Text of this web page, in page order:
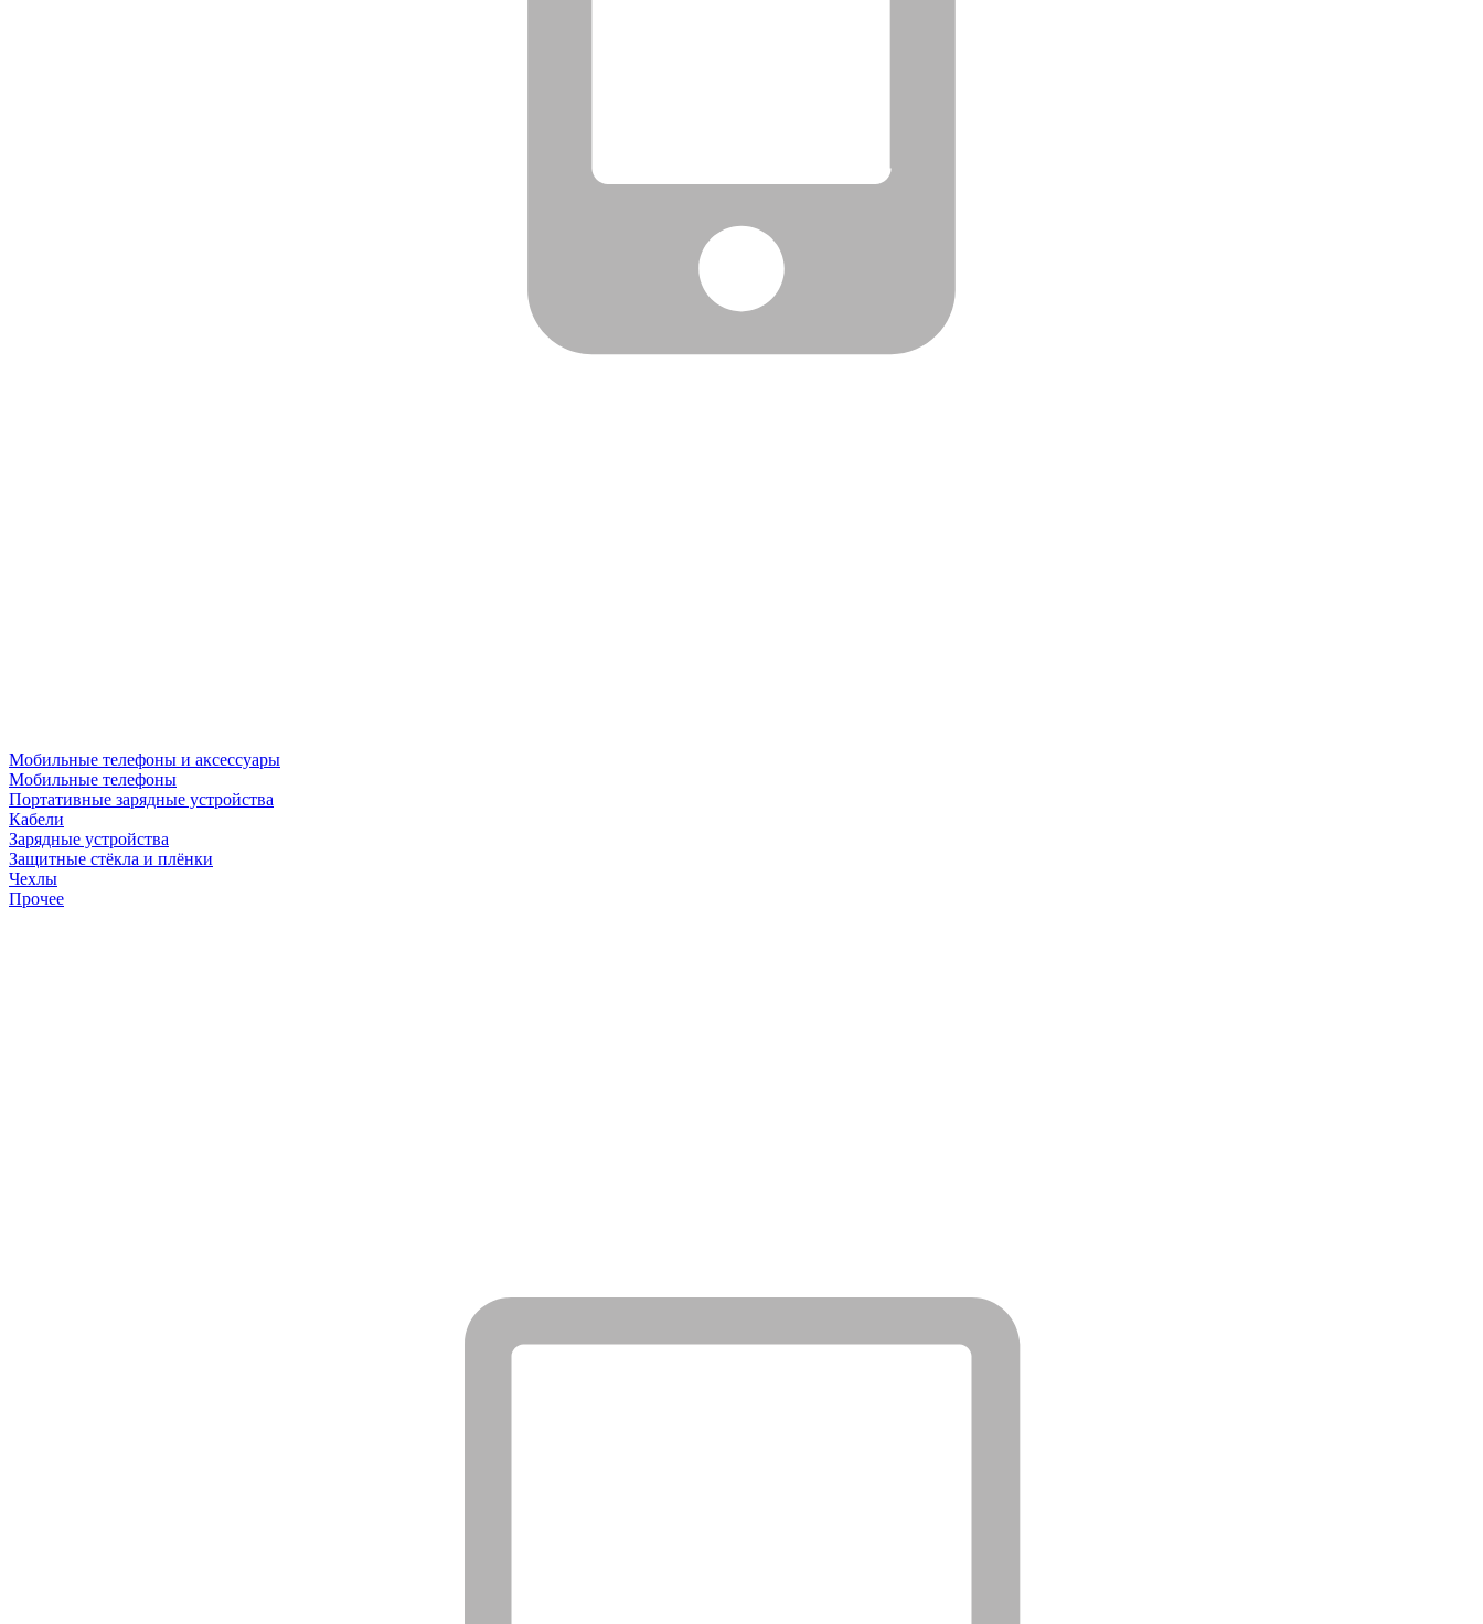
Мобильные телефоны и аксессуары
Мобильные телефоны
Портативные зарядные устройства
Кабели
Зарядные устройства
Защитные стёкла и плёнки
Чехлы
Прочее